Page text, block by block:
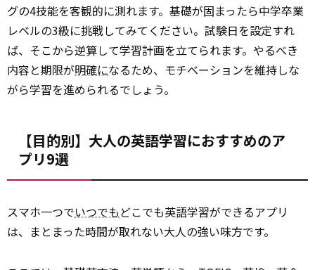
グの4技能を客観的に測れます。基礎が固まったら中学卒業
レベルの3級に挑戦してみてください。試験日を設定すれ
ば、そこから逆算して学習計画を立てられます。やるべき
内容と期限が明確になるため、モチベーションを維持しな
がら学習を進められるでしょう。
【目的別】大人の英語学習におすすめのア
プリ9選
スマホ一つでいつでも どこでも英語学習ができるアプリ
は、まとまった時間が取れない大人の強い味方です。